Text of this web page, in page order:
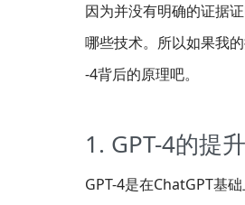
因为并没有明确的证据
哪些技术。所以如果我
-4背后的原理吧。
1. GPT-4的提升
GPT-4是在ChatGPT基